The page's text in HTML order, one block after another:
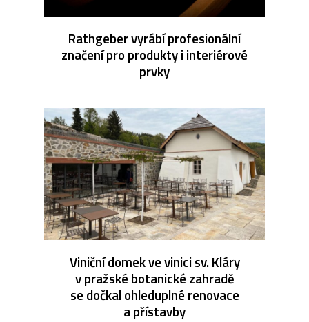
Rathgeber vyrábí profesionální
značení pro produkty i interiérové
prvky
Viniční domek ve vinici sv. Kláry
v pražské botanické zahradě
se dočkal ohleduplné renovace
a přístavby